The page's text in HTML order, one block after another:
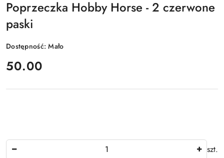
Poprzeczka Hobby Horse - 2 czerwone
paski
Dostępność:Mało
cena:
50.00
szt.